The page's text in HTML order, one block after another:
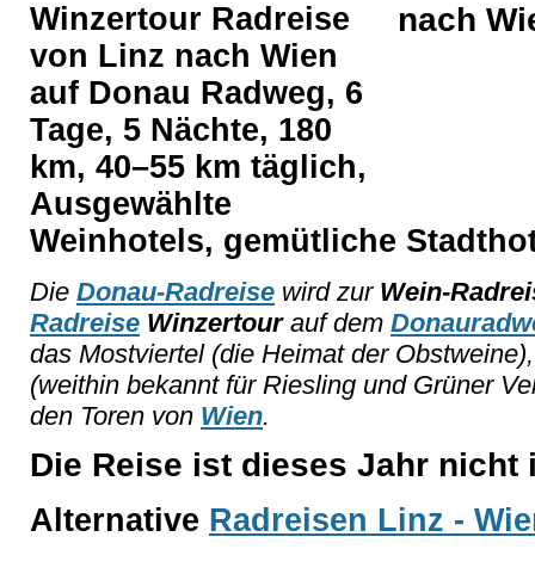
Winzertour Radreise
von Linz nach Wien
auf Donau Radweg, 6
Tage, 5 Nächte, 180
km, 40–55 km täglich,
Ausgewählte
Weinhotels, gemütliche
Die Donau-Radreise wird zur Wein-
Radreise Winzertourauf dem
das Mostviertel (die Heimat der
(weithin bekannt für Riesling und Grüner
den Toren von Wien.
Die Reise ist dieses Jahr nicht
Alternative Radreisen Linz -